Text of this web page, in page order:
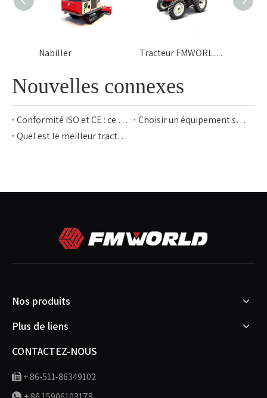
Nabiller Tracteur FMWORLD - 604F
Nouvelles connexes
Conformité ISO et CE : ce que les acheteurs doivent vérifier
Choisir un équipement sur chenilles pour l'agriculture en terrain difficile
Quel est le meilleur tracteur agricole?
Nos produits
Plus de liens
CONTACTEZ-NOUS
 + 86-511-86349102